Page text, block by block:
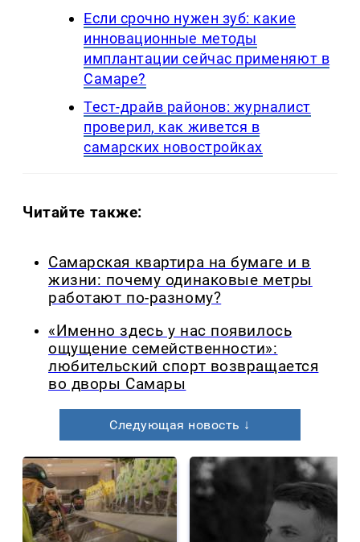
Если срочно нужен зуб: какие
инновационные методы
имплантации сейчас применяют в
Самаре?
Тест-драйв районов: журналист
проверил, как живется в
самарских новостройках
Читайте также:
Самарская квартира на бумаге и в
жизни: почему одинаковые метры
работают по-разному?
«Именно здесь у нас появилось
ощущение семейственности»:
любительский спорт возвращается
во дворы Самары
Следующая новость ↓